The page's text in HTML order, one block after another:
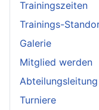
Trainingszeiten
Trainings-
Galerie
Mitglied werden
Abteilungsleitung
Turniere